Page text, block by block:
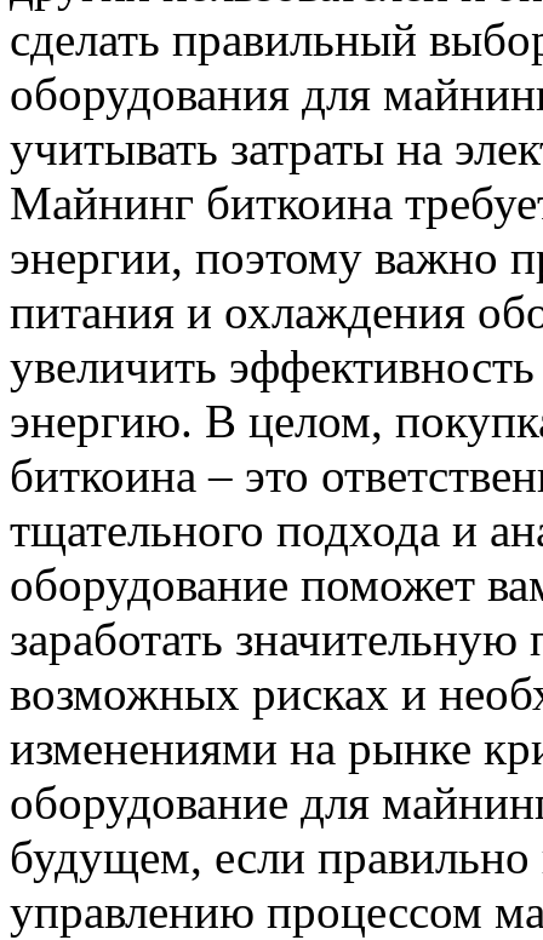
сделать правильный
оборудования для
учитывать затраты на
Майнинг биткоина
энергии, поэтому важно
питания и охлаждения
увеличить
энергию. В целом,
биткоина – это
тщательного подхода и
оборудование поможет
заработать
возможных рисках и
изменениями на рынке
оборудование для
будущем, если
управлению процессом